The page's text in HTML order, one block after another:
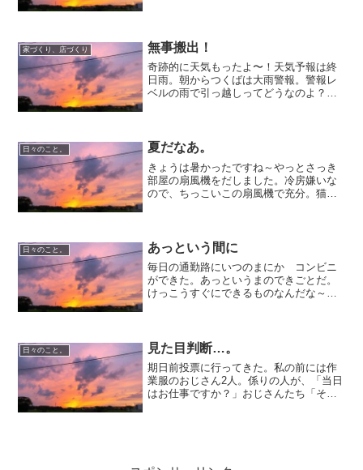
家づくり、店づくり 無事搬出！
奇跡的に天気もったよ〜！天気予報は終
日雨。朝からつくばは大雨警報。警報レ
ベルの雨で引っ越しってどうなのよ？
JUNTOSさんにお手伝いをお...
日々のこと。 夏だなあ。
きょうは暑かったですね～やっとさっき
部屋の扇風機をだしました。冷房嫌いな
ので、ちっこいこの扇風機で充分。猫た
した。どこでも寝られていい...
日々のこと。 あっという間に
毎日の通勤路にいつのまにか コンビニ
ができた。あっというまのできごとだ。
けっこうすぐにできるものなんだな～感
しれない....
日々のこと。 見た目判断…。
期日前投票に行ってきた。私の前には作
業服のおじさん2人。係りの人が、「当日
はお仕事ですか？」おじさんたち「そう